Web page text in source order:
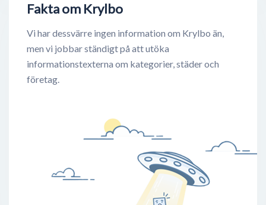
Fakta om Krylbo
Vi har dessvärre ingen information om Krylbo än,
men vi jobbar ständigt på att utöka
informationstexterna om kategorier, städer och
företag.